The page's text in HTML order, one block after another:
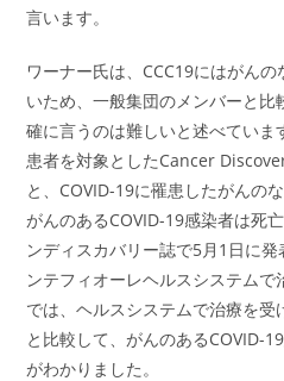
言います。
ワーナー氏は、CCC19にはがん
いため、一般集団のメンバーと
確に言うのは難しいと述べていま
患者を対象としたCancer
と、COVID-19に罹患したがんの
がんのあるCOVID-19感染者は死
ンディスカバリー誌で5月1日に
ンテフィオーレヘルスシステム
では、ヘルスシステムで治療を
と比較して、がんのあるCOVID-
がわかりました。